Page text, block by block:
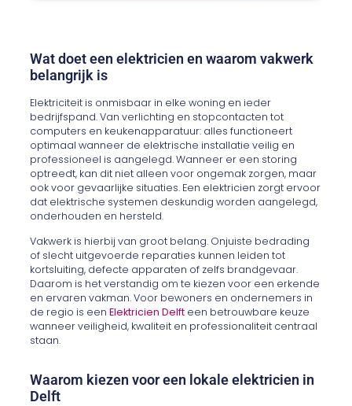
Wat doet een elektricien en waarom vakwerk
belangrijk is
Elektriciteit is onmisbaar in elke woning en ieder
bedrijfspand. Van verlichting en stopcontacten tot
computers en keukenapparatuur: alles functioneert
optimaal wanneer de elektrische installatie veilig en
professioneel is aangelegd. Wanneer er een storing
optreedt, kan dit niet alleen voor ongemak zorgen, maar
ook voor gevaarlijke situaties. Een elektricien zorgt ervoor
dat elektrische systemen deskundig worden aangelegd,
onderhouden en hersteld.
Vakwerk is hierbij van groot belang. Onjuiste bedrading
of slecht uitgevoerde reparaties kunnen leiden tot
kortsluiting, defecte apparaten of zelfs brandgevaar.
Daarom is het verstandig om te kiezen voor een erkende
en ervaren vakman. Voor bewoners en ondernemers in
de regio is eenElektricien Delft een betrouwbare keuze
wanneer veiligheid, kwaliteit en professionaliteit centraal
staan.
Waarom kiezen voor een lokale elektricien in
Delft